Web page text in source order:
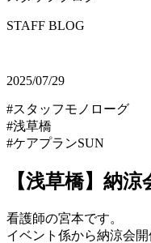
STAFF BLOG
2025/07/29
#スタッフモノローグ
#浅草橋
#ケアプランSUN
【浅草橋】納涼
看護師の宮本です。
イベント係から納涼会